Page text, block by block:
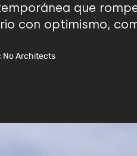
que
con optimismo,
No Architects